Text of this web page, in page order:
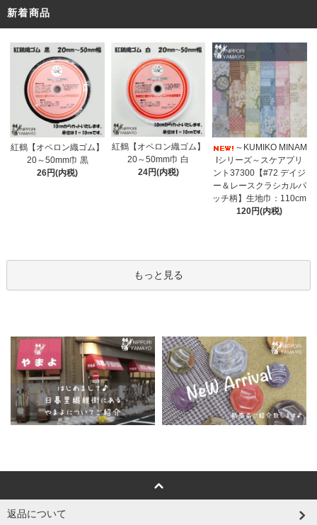
新着商品
紅鶴【オペロン織ゴム】
20～50mm巾 黒
26円(内税)
紅鶴【オペロン織ゴム】
20～50mm巾 白
24円(内税)
～KUMIKO MINAM
Iシリーズ～スケアプリ
ント37300【#72 デイジ
ー＆レースクラシカルパ
ッチ柄】生地巾：110cm
120円(内税)
もっと見る
返品について